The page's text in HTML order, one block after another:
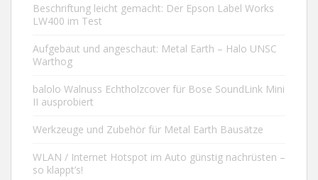
Beschriftung leicht gemacht: Der Epson Label Works
LW400 im Test
Aufgebaut und angeschaut: Metal Earth – Halo UNSC
Warthog
balolo Walnuss Echtholzcover für Bose SoundLink Mini
II ausprobiert
Werkzeuge und Zubehör für Metal Earth Bausätze
WLAN / Internet Hotspot im Auto günstig nachrüsten –
so klappt’s!